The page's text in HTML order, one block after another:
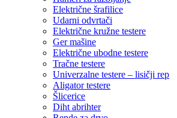
Električne šrafilice
Udarni odvrtači
Električne kružne testere
Ger mašine
Električne ubodne testere
Tračne testere
Univerzalne testere – lisičji rep
Aligator testere
Šlicerice
Diht abrihter